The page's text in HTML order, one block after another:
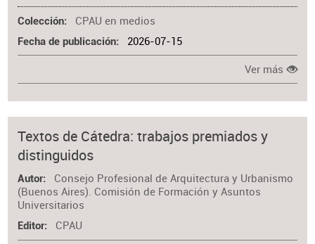
Colección CPAU en medios
Fecha de publicación 2026-07-15
Ver más
Textos de Cátedra: trabajos premiados y
distinguidos
Autor
Consejo Profesional de Arquitectura y Urbanismo
(Buenos Aires). Comisión de Formación y Asuntos
Universitarios
Editor CPAU